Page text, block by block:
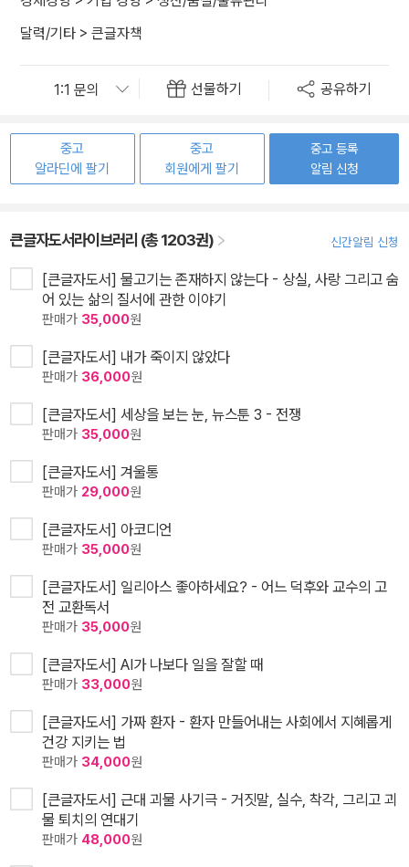
달력/기타 > 큰글자책
선물하기 공유하기
중고
알라딘에 팔기
중고
회원에게 팔기
중고 등록
알림 신청
큰글자도서라이브러리 (총 1203권) 신간알림 신청
[큰글자도서] 물고기는 존재하지 않는다 - 상실, 사랑 그리고 숨
어 있는 삶의 질서에 관한 이야기
판매가 35,000원
[큰글자도서] 내가 죽이지 않았다
판매가 36,000원
[큰글자도서] 세상을 보는 눈, 뉴스툰 3 - 전쟁
판매가 35,000원
[큰글자도서] 겨울통
판매가 29,000원
[큰글자도서] 아코디언
판매가 35,000원
[큰글자도서] 일리아스 좋아하세요? - 어느 덕후와 교수의 고
전 교환독서
판매가 35,000원
[큰글자도서] AI가 나보다 일을 잘할 때
판매가 33,000원
[큰글자도서] 가짜 환자 - 환자 만들어내는 사회에서 지혜롭게
건강 지키는 법
판매가 34,000원
[큰글자도서] 근대 괴물 사기극 - 거짓말, 실수, 착각, 그리고 괴
물 퇴치의 연대기
판매가 48,000원